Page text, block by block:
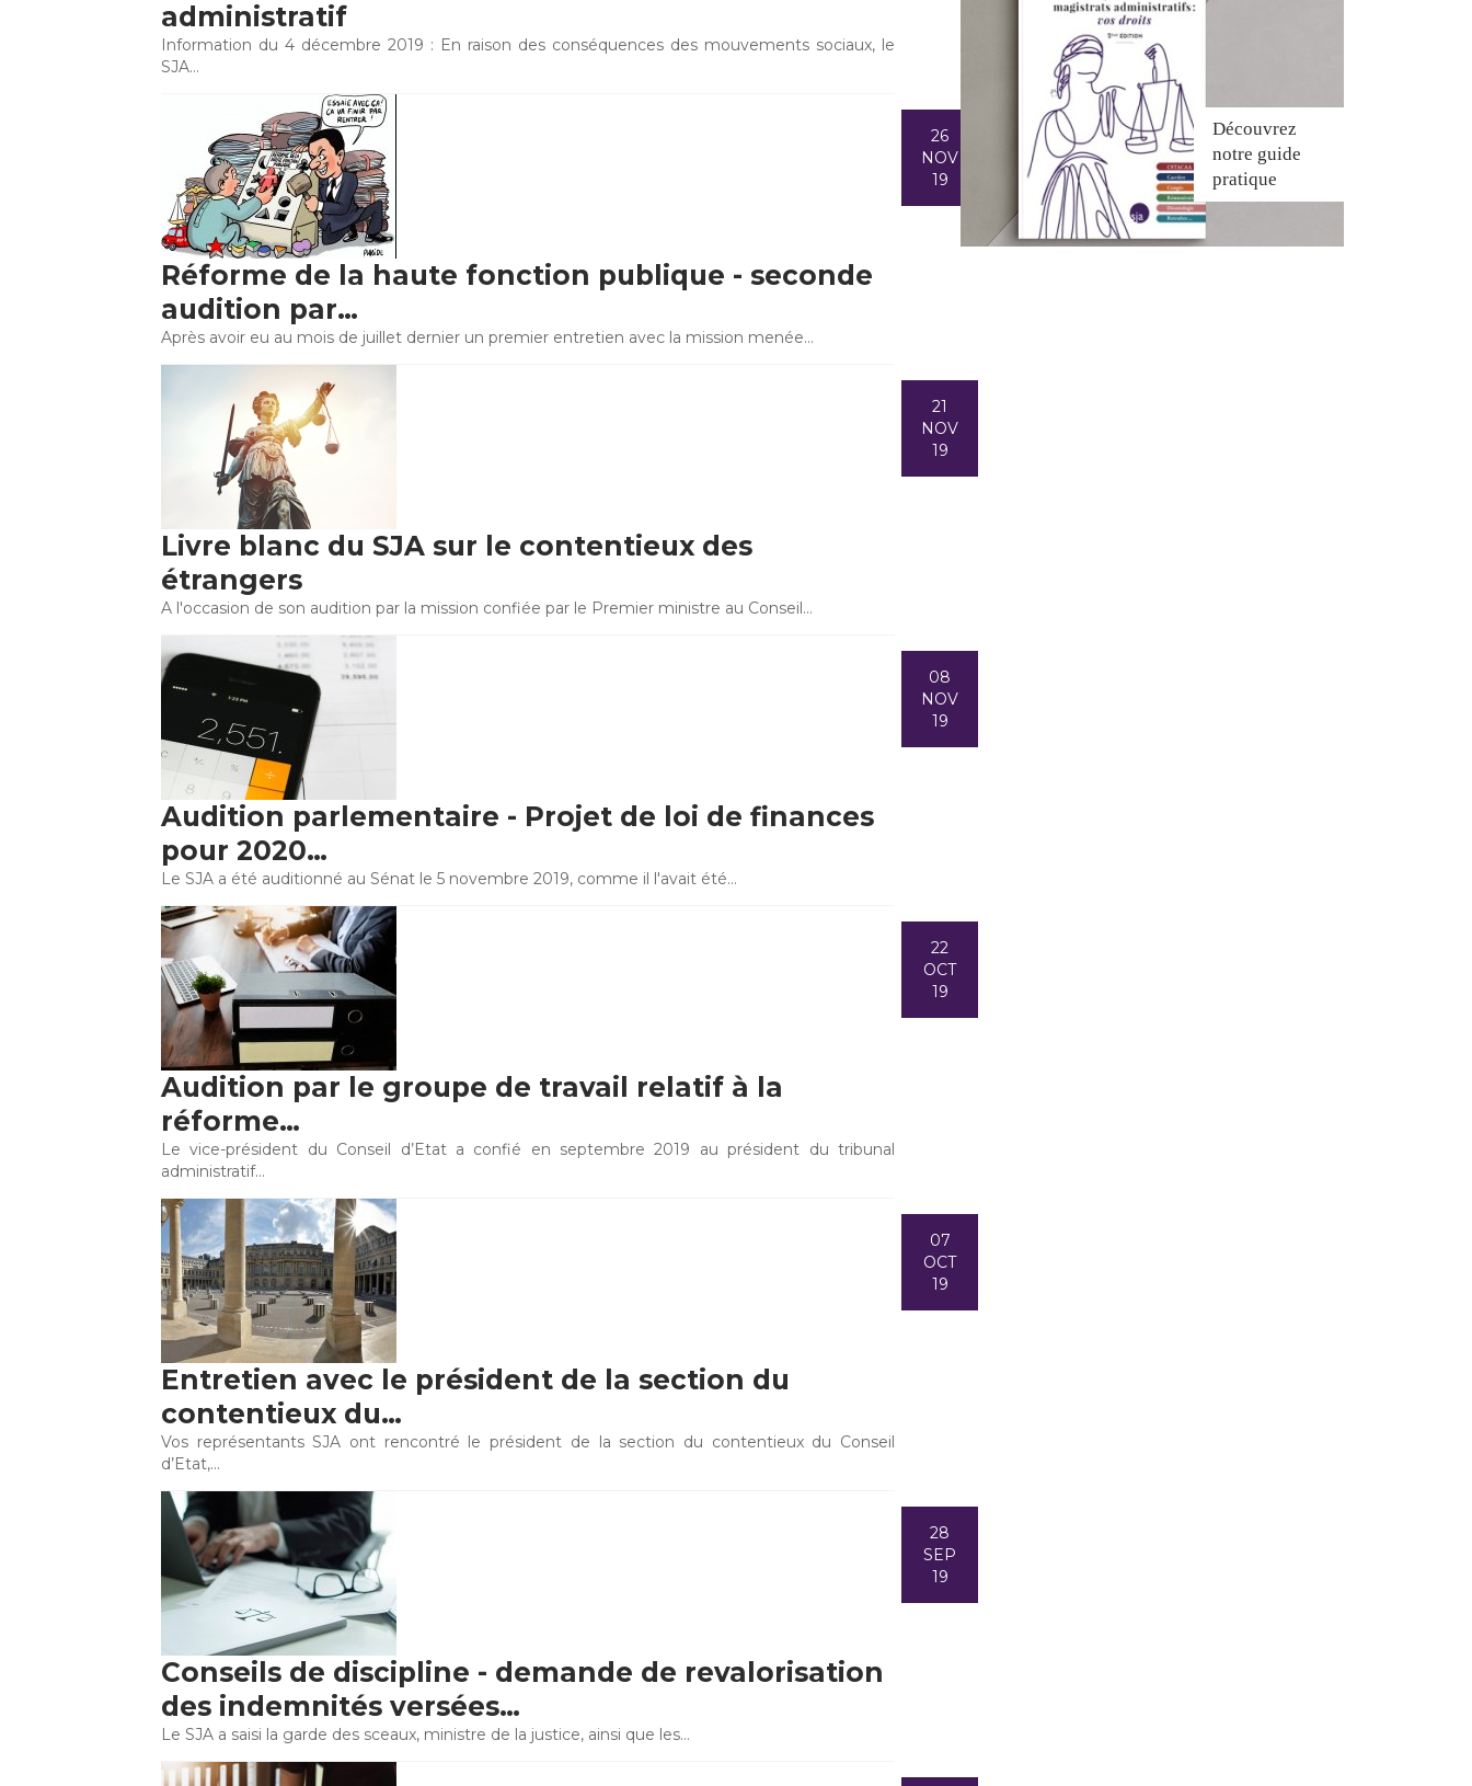
administratif
Information du 4 décembre 2019 : En raison des conséquences des mouvements sociaux, le
SJA…
26
NOV
19
Réforme de la haute fonction publique - seconde
audition par…
Après avoir eu au mois de juillet dernier un premier entretien avec la mission menée…
21
NOV
19
Livre blanc du SJA sur le contentieux des
étrangers
A l'occasion de son audition par la mission confiée par le Premier ministre au Conseil…
08
NOV
19
Audition parlementaire - Projet de loi de finances
pour 2020…
Le SJA a été auditionné au Sénat le 5 novembre 2019, comme il l'avait été…
22
OCT
19
Audition par le groupe de travail relatif à la
réforme…
Le vice-président du Conseil d’Etat a confié en septembre 2019 au président du tribunal
administratif…
07
OCT
19
Entretien avec le président de la section du
contentieux du…
Vos représentants SJA ont rencontré le président de la section du contentieux du Conseil
d’Etat,…
28
SEP
19
Conseils de discipline - demande de revalorisation
des indemnités versées…
Le SJA a saisi la garde des sceaux, ministre de la justice, ainsi que les…
Découvrez
notre guide
pratique